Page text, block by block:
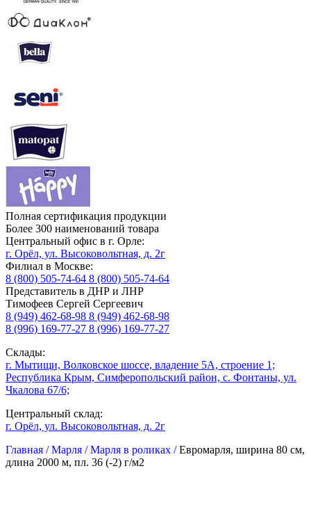
Полная сертификация продукции
Более 300 наименований товара
Центральный офис в г. Орле:
г. Орёл, ул. Высоковольтная, д. 2г
Филиал в Москве:
8 (800) 505-74-64 8 (800) 505-74-64
Представитель в ДНР и ЛНР
Тимофеев Сергей Сергеевич
8 (949) 462-68-98 8 (949) 462-68-98
8 (996) 169-77-27 8 (996) 169-77-27
Склады:
г. Мытищи, Волковское шоссе, владение 5А, строение 1;
Республика Крым, Симферопольский район, с. Фонтаны, ул.
Чкалова 67/6;
Центральный склад:
г. Орёл, ул. Высоковольтная, д. 2г
Главная /Марля /Марля в роликах /Евромарля, ширина 80 см,
длина 2000 м, пл. 36 (-2) г/м2